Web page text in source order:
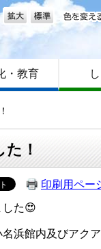
文字の大きさ
・教育
！
印刷用ペー
した😍
浜館内及びアク